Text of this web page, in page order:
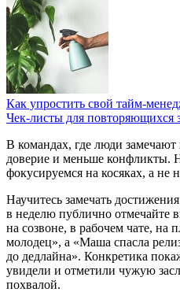
Как упростить свой тайм-
Чек-листы для повторяющихся
В командах, где люди
доверие и меньше
фокусируемся на косяках, а не
Научитесь замечать
в неделю публично отмечайте
на созвоне, в рабочем чате,
молодец», а «Маша спасла
до дедлайна». Конкретика
увидели и отметили чужую
похвалой.